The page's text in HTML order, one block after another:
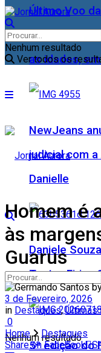
Último Voo
Baixinhos,
as idades,
NewJeans
judicial com
Danielle
Daniele
Teatro Firjan
5ª edição do
Nenhum resultado
Ver todos os
Nenhum resultado
Homem é
às
Guarus
3 de Fevereiro, 2026
in Destaques,Últimas
0
Home
Destaques
Share on Facebook